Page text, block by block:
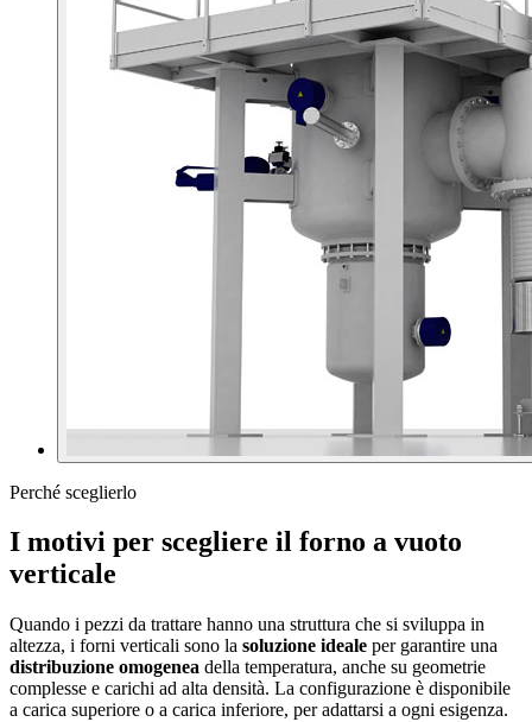
Perché sceglierlo
I motivi per scegliere il forno a vuoto
verticale
Quando i pezzi da trattare hanno una struttura che si sviluppa in
altezza, i forni verticali sono la soluzione ideale per garantire una
distribuzione omogenea della temperatura, anche su geometrie
complesse e carichi ad alta densità. La configurazione è disponibile
a carica superiore o a carica inferiore, per adattarsi a ogni esigenza.